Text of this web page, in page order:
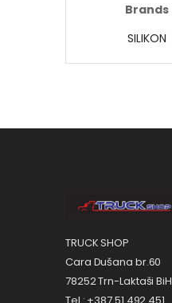
Brands
SILIKON
TRUCK SHOP
Cara Dušana br.60
78252 Trn-Laktaši BiH